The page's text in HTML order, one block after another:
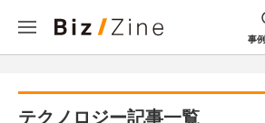
事
テクノロジー記事一覧